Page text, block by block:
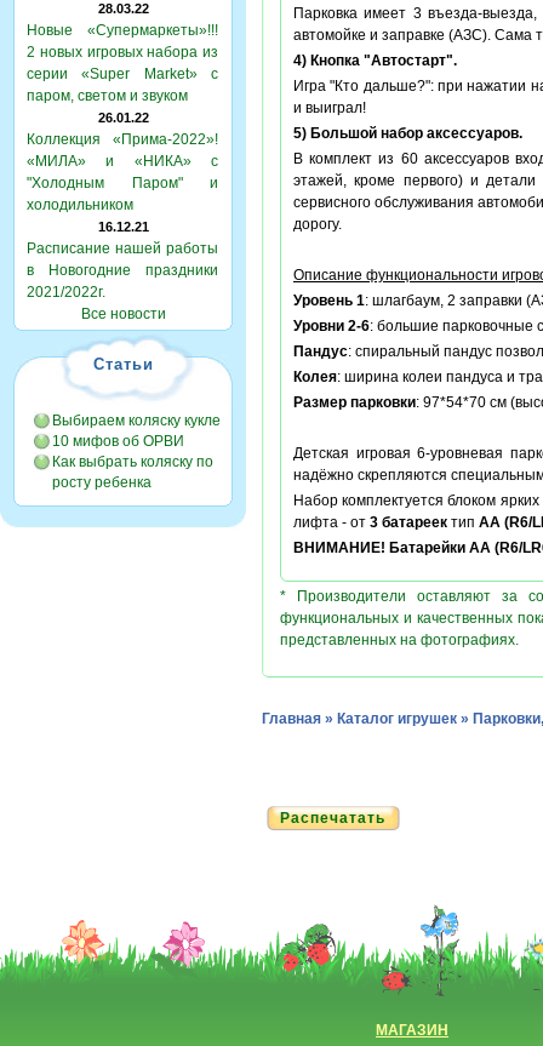
28.03.22
Новые «Супермаркеты»!!!
2 новых игровых набора из
серии «Super Market» с
паром, светом и звуком
26.01.22
Коллекция «Прима-2022»!
«МИЛА» и «НИКА» с
"Холодным Паром" и
холодильником
16.12.21
Расписание нашей работы
в Новогодние праздники
2021/2022г.
Все новости
Статьи
Выбираем коляску кукле
10 мифов об ОРВИ
Как выбрать коляску по
росту ребенка
Парковка имеет 3 въезда-
автомойке и заправке (АЗС). Сама
4) Кнопка "Автостарт".
Игра "Кто дальше?": при нажатии
и выиграл!
5) Большой набор аксессуаров.
В комплект из 60 аксессуаров
этажей, кроме первого) и
сервисного обслуживания
дорогу.
Описание функциональности
Уровень 1: шлагбаум, 2 заправки
Уровни 2-6: большие парковочные
Пандус: спиральный пандус
Колея: ширина колеи пандуса и
Размер парковки: 97*54*70 см
Детская игровая 6-уровневая
надёжно скрепляются
Набор комплектуется блоком
лифта - от 3 батареек тип AA (R6/
ВНИМАНИЕ! Батарейки АА (R6/
* Производители оставляют за
функциональных и качественных
представленных на фотографиях.
Главная » Каталог игрушек »
Распечатать
МАГАЗИН